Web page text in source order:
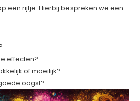
een rijtje. Hierbij bespreken we een
effecten?
of moeilijk?
oogst?